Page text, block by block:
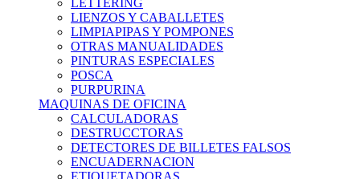
LETTERING
LIENZOS Y CABALLETES
LIMPIAPIPAS Y POMPONES
OTRAS MANUALIDADES
PINTURAS ESPECIALES
POSCA
PURPURINA
MAQUINAS DE OFICINA
CALCULADORAS
DESTRUCCTORAS
DETECTORES DE BILLETES FALSOS
ENCUADERNACION
ETIQUETADORAS